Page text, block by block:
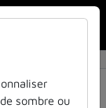
sombre ou